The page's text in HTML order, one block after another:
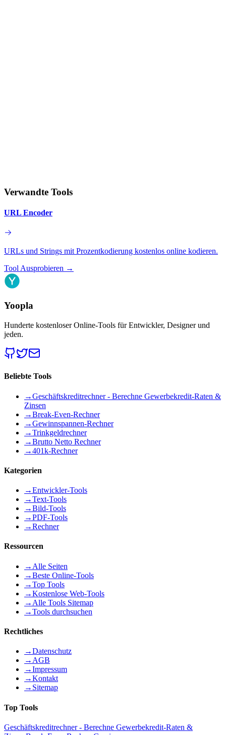
Verwandte Tools
URL Encoder
URLs und Strings mit Prozentkodierung kostenlos online kodieren.
Tool Ausprobieren →
Yoopla
Hunderte kostenloser Online-Tools für Entwickler, Designer und
jeden.
Beliebte Tools
→Geschäftskreditrechner - Berechne Gewerbekredit-Raten &
Zinsen
→Break-Even-Rechner
→Gewinnspannen-Rechner
→Trinkgeldrechner
→Brutto Netto Rechner
→401k-Rechner
Kategorien
→Entwickler-Tools
→Text-Tools
→Bild-Tools
→PDF-Tools
→Rechner
Ressourcen
→ Alle Seiten
→Beste Online-Tools
→Top Tools
→Kostenlose Web-Tools
→ Alle Tools Sitemap
→Tools durchsuchen
Rechtliches
→Datenschutz
→ AGB
→Impressum
→Kontakt
→ Sitemap
Top Tools
Geschäftskreditrechner - Berechne Gewerbekredit-Raten &